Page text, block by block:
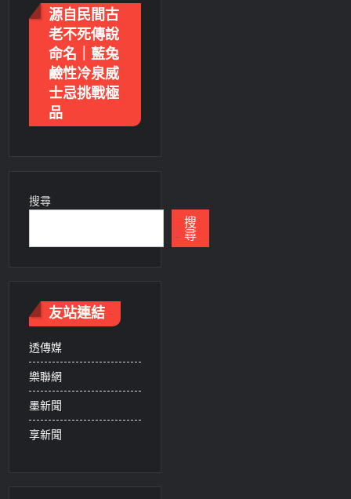
源自民間古
老不死傳說
命名｜藍兔
鹼性冷泉威
士忌挑戰極
品
搜尋
搜
尋
友站連結
透傳媒
樂聯網
墨新聞
享新聞